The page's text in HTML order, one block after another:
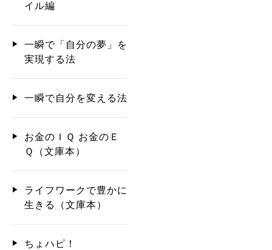
イル編
一瞬で「自分の夢」を
実現する法
一瞬で自分を変える法
お金のＩＱ お金のＥ
Ｑ（文庫本）
ライフワークで豊かに
生きる（文庫本）
ちょハピ！